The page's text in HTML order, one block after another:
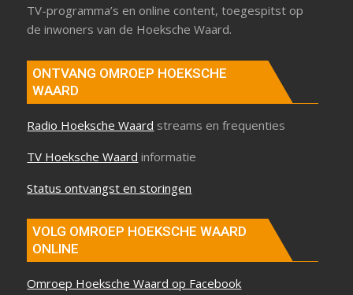
TV-programma’s en online content, toegespitst op
de inwoners van de Hoeksche Waard.
ONTVANG OMROEP HOEKSCHE
WAARD
Radio Hoeksche Waard streams en frequenties
TV Hoeksche Waard informatie
Status ontvangst en storingen
VOLG OMROEP HOEKSCHE WAARD
ONLINE
Omroep Hoeksche Waard op Facebook